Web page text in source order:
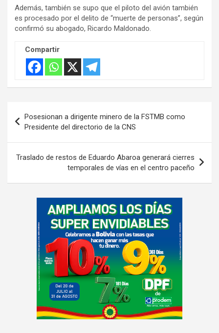
Además, también se supo que el piloto del avión también
es procesado por el delito de “muerte de personas”, según
confirmó su abogado, Ricardo Maldonado.
Compartir
de
entradas
Posesionan a dirigente minero de la FSTMB como
Presidente del directorio de la CNS
Traslado de restos de Eduardo Abaroa generará cierres
temporales de vías en el centro paceño